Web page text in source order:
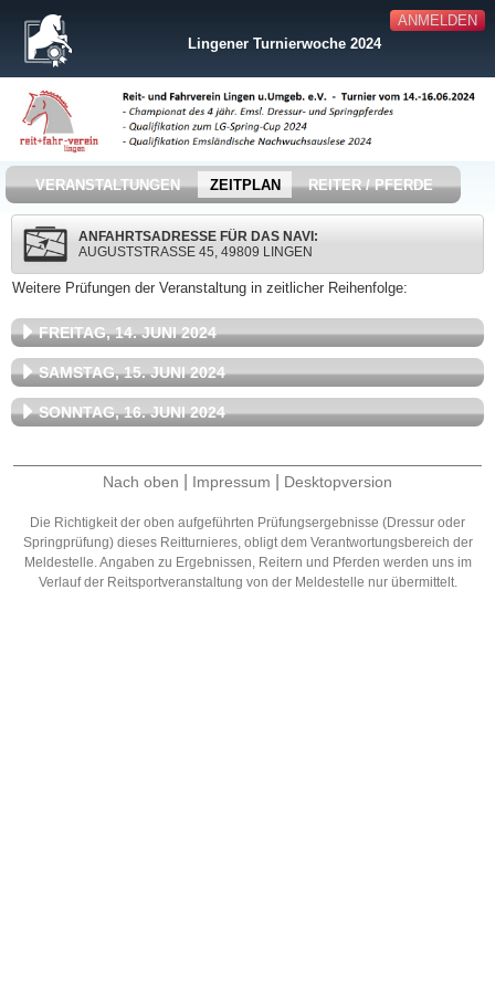
ANMELDEN
Lingener Turnierwoche 2024
VERANSTALTUNGEN ZEITPLAN REITER / PFERDE
ANFAHRTSADRESSE FÜR DAS NAVI:
AUGUSTSTRASSE 45, 49809 LINGEN
Weitere Prüfungen der Veranstaltung in zeitlicher Reihenfolge:
FREITAG, 14. JUNI 2024
SAMSTAG, 15. JUNI 2024
SONNTAG, 16. JUNI 2024
Nach oben Impressum Desktopversion
Die Richtigkeit der oben aufgeführten Prüfungsergebnisse (Dressur oder
Springprüfung) dieses Reitturnieres, obligt dem Verantwortungsbereich der
Meldestelle. Angaben zu Ergebnissen, Reitern und Pferden werden uns im
Verlauf der Reitsportveranstaltung von der Meldestelle nur übermittelt.